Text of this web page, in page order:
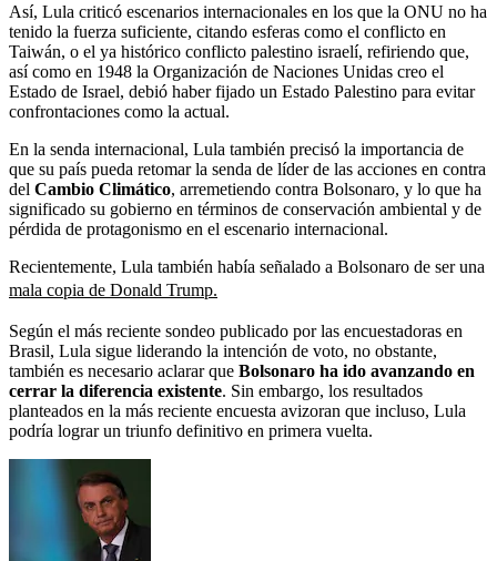
Así, Lula criticó escenarios internacionales en los que la ONU no ha
tenido la fuerza suficiente, citando esferas como el conflicto en
Taiwán, o el ya histórico conflicto palestino israelí, refiriendo que,
así como en 1948 la Organización de Naciones Unidas creo el
Estado de Israel, debió haber fijado un Estado Palestino para evitar
confrontaciones como la actual.
En la senda internacional, Lula también precisó la importancia de
que su país pueda retomar la senda de líder de las acciones en contra
del Cambio Climático, arremetiendo contra Bolsonaro, y lo que ha
significado su gobierno en términos de conservación ambiental y de
pérdida de protagonismo en el escenario internacional.
Recientemente, Lula también había señalado a Bolsonaro de ser una
mala copia de Donald Trump.
Según el más reciente sondeo publicado por las encuestadoras en
Brasil, Lula sigue liderando la intención de voto, no obstante,
también es necesario aclarar que Bolsonaro ha ido avanzando en
cerrar la diferencia existente. Sin embargo, los resultados
planteados en la más reciente encuesta avizoran que incluso, Lula
podría lograr un triunfo definitivo en primera vuelta.